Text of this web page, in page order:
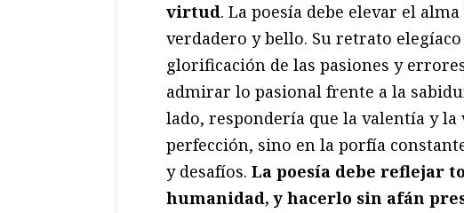
virtud. La poesía debe elevar el
verdadero y bello. Su retrato
glorificación de las pasiones y
admirar lo pasional frente a la
lado, respondería que la valentía y
perfección, sino en la porfía
y desafíos. La poesía debe reflejar
humanidad, y hacerlo sin afán